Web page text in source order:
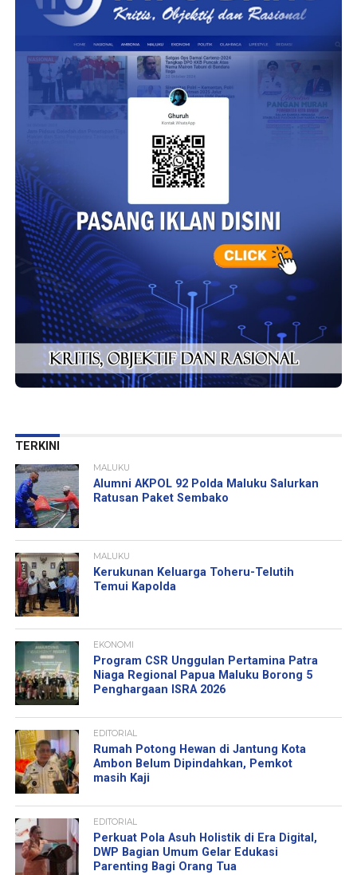
TERKINI
MALUKU
Alumni AKPOL 92 Polda Maluku Salurkan
Ratusan Paket Sembako
MALUKU
Kerukunan Keluarga Toheru-Telutih
Temui Kapolda
EKONOMI
Program CSR Unggulan Pertamina Patra
Niaga Regional Papua Maluku Borong 5
Penghargaan ISRA 2026
EDITORIAL
Rumah Potong Hewan di Jantung Kota
Ambon Belum Dipindahkan, Pemkot
masih Kaji
EDITORIAL
Perkuat Pola Asuh Holistik di Era Digital,
DWP Bagian Umum Gelar Edukasi
Parenting Bagi Orang Tua